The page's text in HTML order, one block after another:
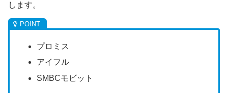
します。
プロミス
アイフル
SMBCモビット